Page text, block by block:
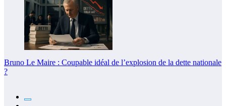
Bruno Le Maire : Coupable idéal de l’explosion de la dette nationale
?